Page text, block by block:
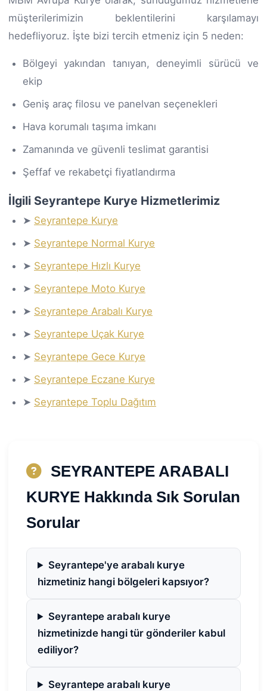
müşterilerimizin beklentilerini karşılamayı
hedefliyoruz. İşte bizi tercih etmeniz için 5 neden:
Bölgeyi yakından tanıyan, deneyimli sürücü ve
ekip
Geniş araç filosu ve panelvan seçenekleri
Hava korumalı taşıma imkanı
Zamanında ve güvenli teslimat garantisi
Şeffaf ve rekabetçi fiyatlandırma
İlgili Seyrantepe Kurye Hizmetlerimiz
➤ Seyrantepe Kurye
➤ Seyrantepe Normal Kurye
➤ Seyrantepe Hızlı Kurye
➤ Seyrantepe Moto Kurye
➤ Seyrantepe Arabalı Kurye
➤ Seyrantepe Uçak Kurye
➤ Seyrantepe Gece Kurye
➤ Seyrantepe Eczane Kurye
➤ Seyrantepe Toplu Dağıtım
SEYRANTEPE ARABALI
KURYE Hakkında Sık Sorulan
Sorular
Seyrantepe'ye arabalı kurye
hizmetiniz hangi bölgeleri kapsıyor?
Seyrantepe arabalı kurye
hizmetinizde hangi tür gönderiler kabul
ediliyor?
Seyrantepe arabalı kurye